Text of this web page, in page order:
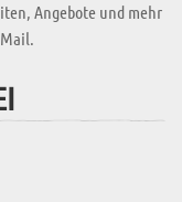
Angebote und mehr